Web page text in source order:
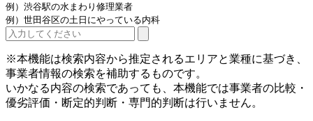
例）渋谷駅の水まわり修理業者
例）世田谷区の土日にやっている内科
※本機能は検索内容から推定されるエリアと業種に基づき、
事業者情報の検索を補助するものです。
いかなる内容の検索であっても、本機能では事業者の比較・
優劣評価・断定的判断・専門的判断は行いません。